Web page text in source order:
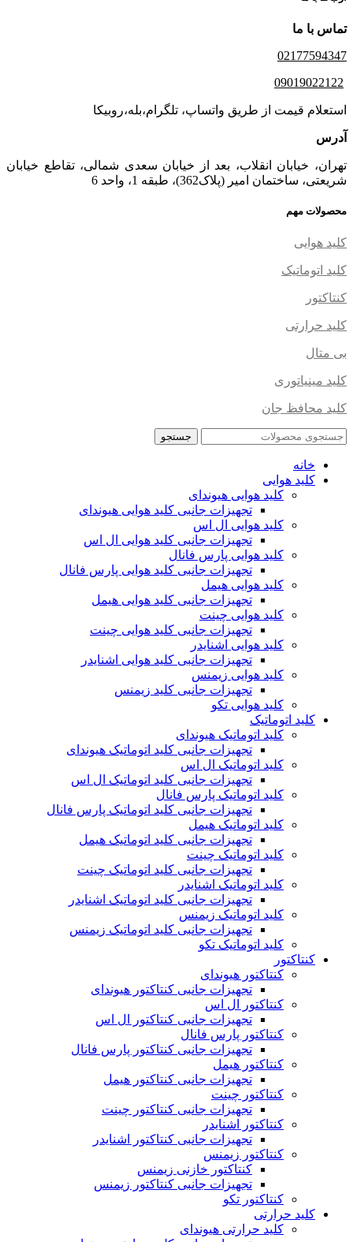
تماس با ما
02177594347
09019022122
استعلام قیمت از طریق واتساپ، تلگرام،بله،روبیکا
آدرس
تهران، خیابان انقلاب، بعد از خیابان سعدی شمالی، تقاطع خیابان
شریعتی، ساختمان امیر (پلاک362)، طبقه 1، واحد 6
محصولات مهم
کلید هوایی
کلید اتوماتیک
کنتاکتور
کلید حرارتی
بی متال
کلید مینیاتوری
کلید محافظ جان
جستجو
خانه
کلید هوایی
کلید هوایی هیوندای
تجهیزات جانبی کلید هوایی هیوندای
کلید هوایی ال اس
تجهیزات جانبی کلید هوایی ال اس
کلید هوایی پارس فانال
تجهیزات جانبی کلید هوایی پارس فانال
کلید هوایی هیمل
تجهیزات جانبی کلید هوایی هیمل
کلید هوایی چینت
تجهیزات جانبی کلید هوایی چینت
کلید هوایی اشنایدر
تجهیزات جانبی کلید هوایی اشنایدر
کلید هوایی زیمنس
تجهیزات جانبی کلید زیمنس
کلید هوایی تکو
کلید اتوماتیک
کلید اتوماتیک هیوندای
تجهیزات جانبی کلید اتوماتیک هیوندای
کلید اتوماتیک ال اس
تجهیزات جانبی کلید اتوماتیک ال اس
کلید اتوماتیک پارس فانال
تجهیزات جانبی کلید اتوماتیک پارس فانال
کلید اتوماتیک هیمل
تجهیزات جانبی کلید اتوماتیک هیمل
کلید اتوماتیک چینت
تجهیزات جانبی کلید اتوماتیک چینت
کلید اتوماتیک اشنایدر
تجهیزات جانبی کلید اتوماتیک اشنایدر
کلید اتوماتیک زیمنس
تجهیزات جانبی کلید اتوماتیک زیمنس
کلید اتوماتیک تکو
کنتاکتور
کنتاکتور هیوندای
تجهیزات جانبی کنتاکتور هیوندای
کنتاکتور ال اس
تجهیزات جانبی کنتاکتور ال اس
کنتاکتور پارس فانال
تجهیزات جانبی کنتاکتور پارس فانال
کنتاکتور هیمل
تجهیزات جانبی کنتاکتور هیمل
کنتاکتور چینت
تجهیزات جانبی کنتاکتور چینت
کنتاکتور اشنایدر
تجهیزات جانبی کنتاکتور اشنایدر
کنتاکتور زیمنس
کنتاکتور خازنی زیمنس
تجهیزات جانبی کنتاکتور زیمنس
کنتاکتور تکو
کلید حرارتی
کلید حرارتی هیوندای